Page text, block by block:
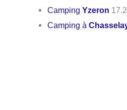
CampingYzeron
Camping à